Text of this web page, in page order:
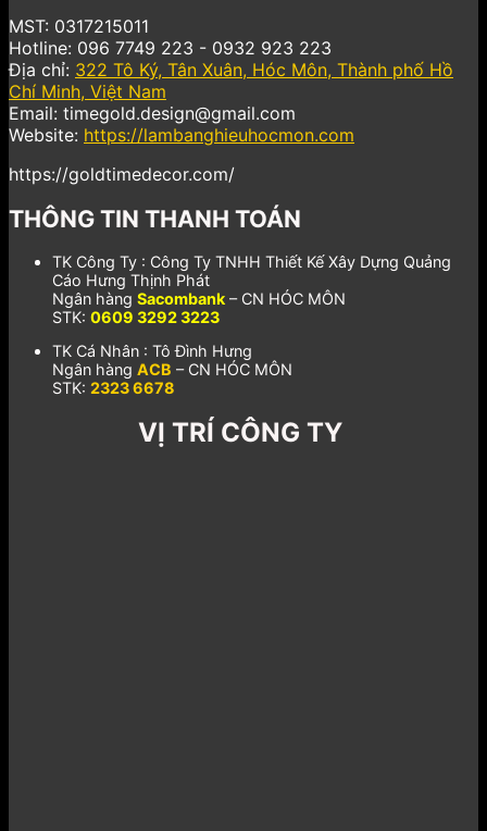
MST: 0317215011
Hotline: 096 7749 223 - 0932 923 223
Địa chỉ: 322 Tô Ký, Tân Xuân, Hóc Môn, Thành phố Hồ
Chí Minh, Việt Nam
Email: timegold.design@gmail.com
Website: https://lambanghieuhocmon.com
https://goldtimedecor.com/
THÔNG TIN THANH TOÁN
TK Công Ty : Công Ty TNHH Thiết Kế Xây Dựng Quảng
Cáo Hưng Thịnh Phát
Ngân hàng Sacombank – CN HÓC MÔN
STK: 0609 3292 3223
TK Cá Nhân : Tô Đình Hưng
Ngân hàng ACB – CN HÓC MÔN
STK: 2323 6678
VỊ TRÍ CÔNG TY